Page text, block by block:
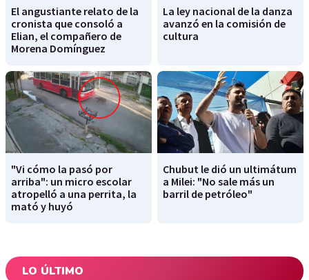
El angustiante relato de la
cronista que consoló a
Elian, el compañero de
Morena Domínguez
La ley nacional de la danza
avanzó en la comisión de
cultura
"Vi cómo la pasó por
arriba": un micro escolar
atropelló a una perrita, la
mató y huyó
Chubut le dió un ultimátum
a Milei: "No sale más un
barril de petróleo"
LO ÚLTIMO